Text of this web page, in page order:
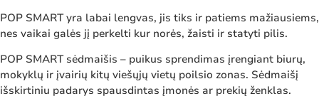
POP SMART yra labai lengvas, jis tiks ir patiems mažiausiems,
nes vaikai galės jį perkelti kur norės, žaisti ir statyti pilis.
POP SMART sėdmaišis – puikus sprendimas įrengiant biurų,
mokyklų ir įvairių kitų viešųjų vietų poilsio zonas. Sėdmaišį
išskirtiniu padarys spausdintas įmonės ar prekių ženklas.